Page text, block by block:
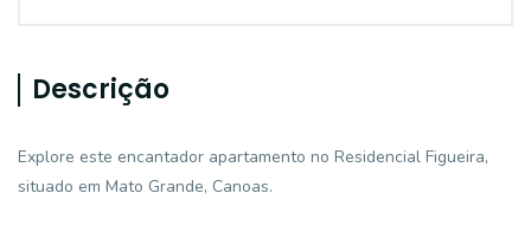
Descrição
Explore este encantador apartamento no Residencial Figueira,
situado em Mato Grande, Canoas.